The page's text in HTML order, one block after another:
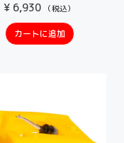
¥ 6,930 （税込）
カートに追加